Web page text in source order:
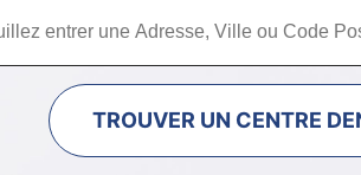
un centre dentaire Dentimad près
centre dentaire Dentimad près de chez vous
TROUVER UN CENTRE